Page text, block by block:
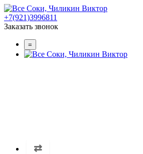
+7(921)3996811
Заказать звонок
=
⇄